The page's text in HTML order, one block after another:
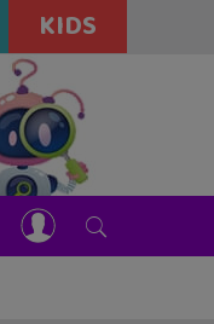
KIDS